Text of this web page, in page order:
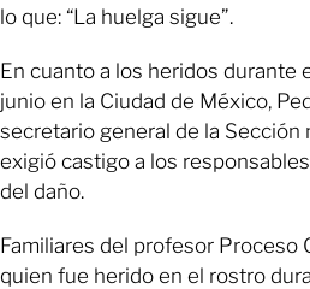
lo que: “La huelga sigue”.
En cuanto a los heridos durante
junio en la Ciudad de México,
secretario general de la Sección
exigió castigo a los
del daño.
Familiares del profesor Proceso
quien fue herido en el rostro